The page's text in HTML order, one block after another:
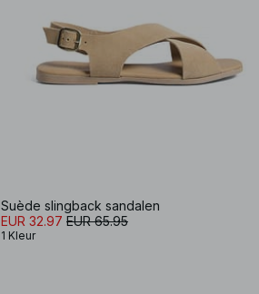
Suède slingback sandalen
EUR 32.97 EUR 65.95
1 Kleur